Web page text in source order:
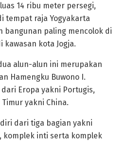
14 ribu meter persegi,
tempat raja Yogyakarta
bangunan paling mencolok di
kota Jogja.
alun-alun ini merupakan
Hamengku Buwono I.
Eropa yakni Portugis,
yakni China.
dari tiga bagian yakni
komplek inti serta komplek